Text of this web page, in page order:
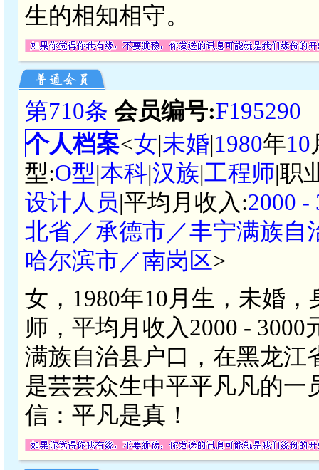
生的相知相守。
第710条 会员编号:F195290
个人档案<女|未婚|1980年10
型:O型|本科|汉族|工程师|职
设计人员|平均月收入:2000 -
北省／承德市／丰宁满族自
哈尔滨市／南岗区>
女，1980年10月生，未婚
师，平均月收入2000 -
满族自治县户口，在黑龙江
是芸芸众生中平平凡凡的一
信：平凡是真！